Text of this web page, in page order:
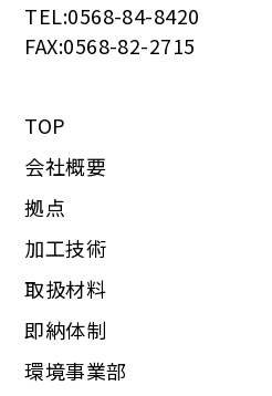
TEL:0568-84-8420
FAX:0568-82-2715
TOP
会社概要
拠点
加工技術
取扱材料
即納体制
環境事業部